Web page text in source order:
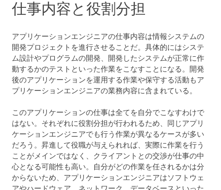
仕事内容と役割分担
アプリケーションエンジニアの仕事内容は情報システムの
開発プロジェクトを進行させることだ。具体的にはシステ
ム設計やプログラムの開発、開発したシステムが正常に作
動するかのテストといった作業をこなすことになる。開発
後のアプリケーションを運用する作業や保守する活動もア
プリケーションエンジニアの業務内容に含まれている。
このアプリケーションの仕事は全てを自分でこなすわけで
はない。それぞれに役割分担が行われるため、同じアプリ
ケーションエンジニアでも行う作業が異なるケースが多い
だろう。昇進して役職が与えられれば、実際に作業を行う
ことがメインではなく、クライアントとの交渉が仕事の中
心となる可能性も高い。自分がどの作業を任されるかは分
からないため、アプリケーションエンジニアはソフトウェ